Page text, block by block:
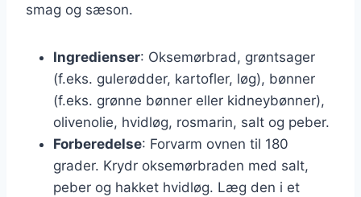
smag og sæson.
Ingredienser: Oksemørbrad, grøntsager
(f.eks. gulerødder, kartofler, løg), bønner
(f.eks. grønne bønner eller kidneybønner),
olivenolie, hvidløg, rosmarin, salt og peber.
Forberedelse: Forvarm ovnen til 180
grader. Krydr oksemørbraden med salt,
peber og hakket hvidløg. Læg den i et